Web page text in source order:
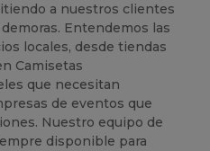
a nuestros clientes
Entendemos las
locales, desde tiendas
Camisetas
que necesitan
de eventos que
Nuestro equipo de
disponible para